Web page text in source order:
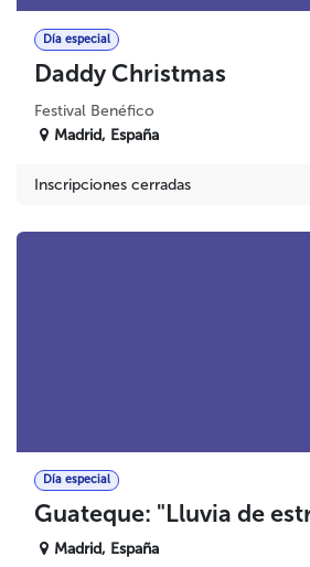
Día especial
Daddy Christmas
Festival Benéfico
Madrid, España
Inscripciones cerradas
Día especial
Guateque: "Lluvia de
Madrid, España